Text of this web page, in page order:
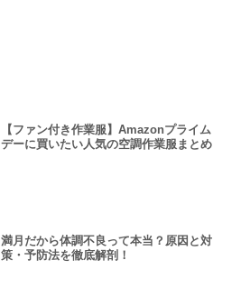
【ファン付き作業服】Amazonプライム
デーに買いたい人気の空調作業服まとめ
満月だから体調不良って本当？原因と対
策・予防法を徹底解剖！